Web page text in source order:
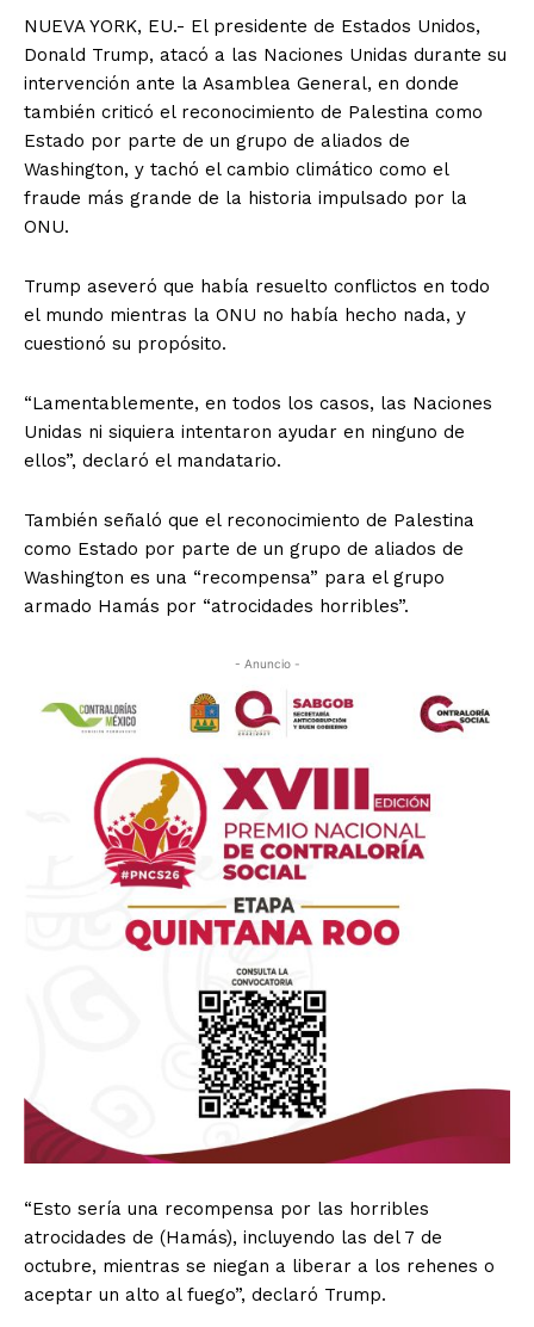
NUEVA YORK, EU.- El presidente de Estados Unidos,
Donald Trump, atacó a las Naciones Unidas durante su
intervención ante la Asamblea General, en donde
también criticó el reconocimiento de Palestina como
Estado por parte de un grupo de aliados de
Washington, y tachó el cambio climático como el
fraude más grande de la historia impulsado por la
ONU.
Trump aseveró que había resuelto conflictos en todo
el mundo mientras la ONU no había hecho nada, y
cuestionó su propósito.
“Lamentablemente, en todos los casos, las Naciones
Unidas ni siquiera intentaron ayudar en ninguno de
ellos”, declaró el mandatario.
También señaló que el reconocimiento de Palestina
como Estado por parte de un grupo de aliados de
Washington es una “recompensa” para el grupo
armado Hamás por “atrocidades horribles”.
- Anuncio -
“Esto sería una recompensa por las horribles
atrocidades de (Hamás), incluyendo las del 7 de
octubre, mientras se niegan a liberar a los rehenes o
aceptar un alto al fuego”, declaró Trump.